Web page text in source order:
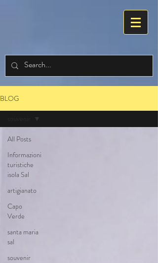
BLOG
All Posts
Informazioni
turistiche
isola Sal
artigianato
Capo
Verde
santa maria
sal
souvenir